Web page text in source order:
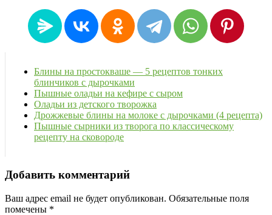
Блины на простокваше — 5 рецептов тонких
блинчиков с дырочками
Пышные оладьи на кефире с сыром
Оладьи из детского творожка
Дрожжевые блины на молоке с дырочками (4 рецепта)
Пышные сырники из творога по классическому
рецепту на сковороде
Добавить комментарий
Ваш адрес email не будет опубликован. Обязательные поля
помечены *